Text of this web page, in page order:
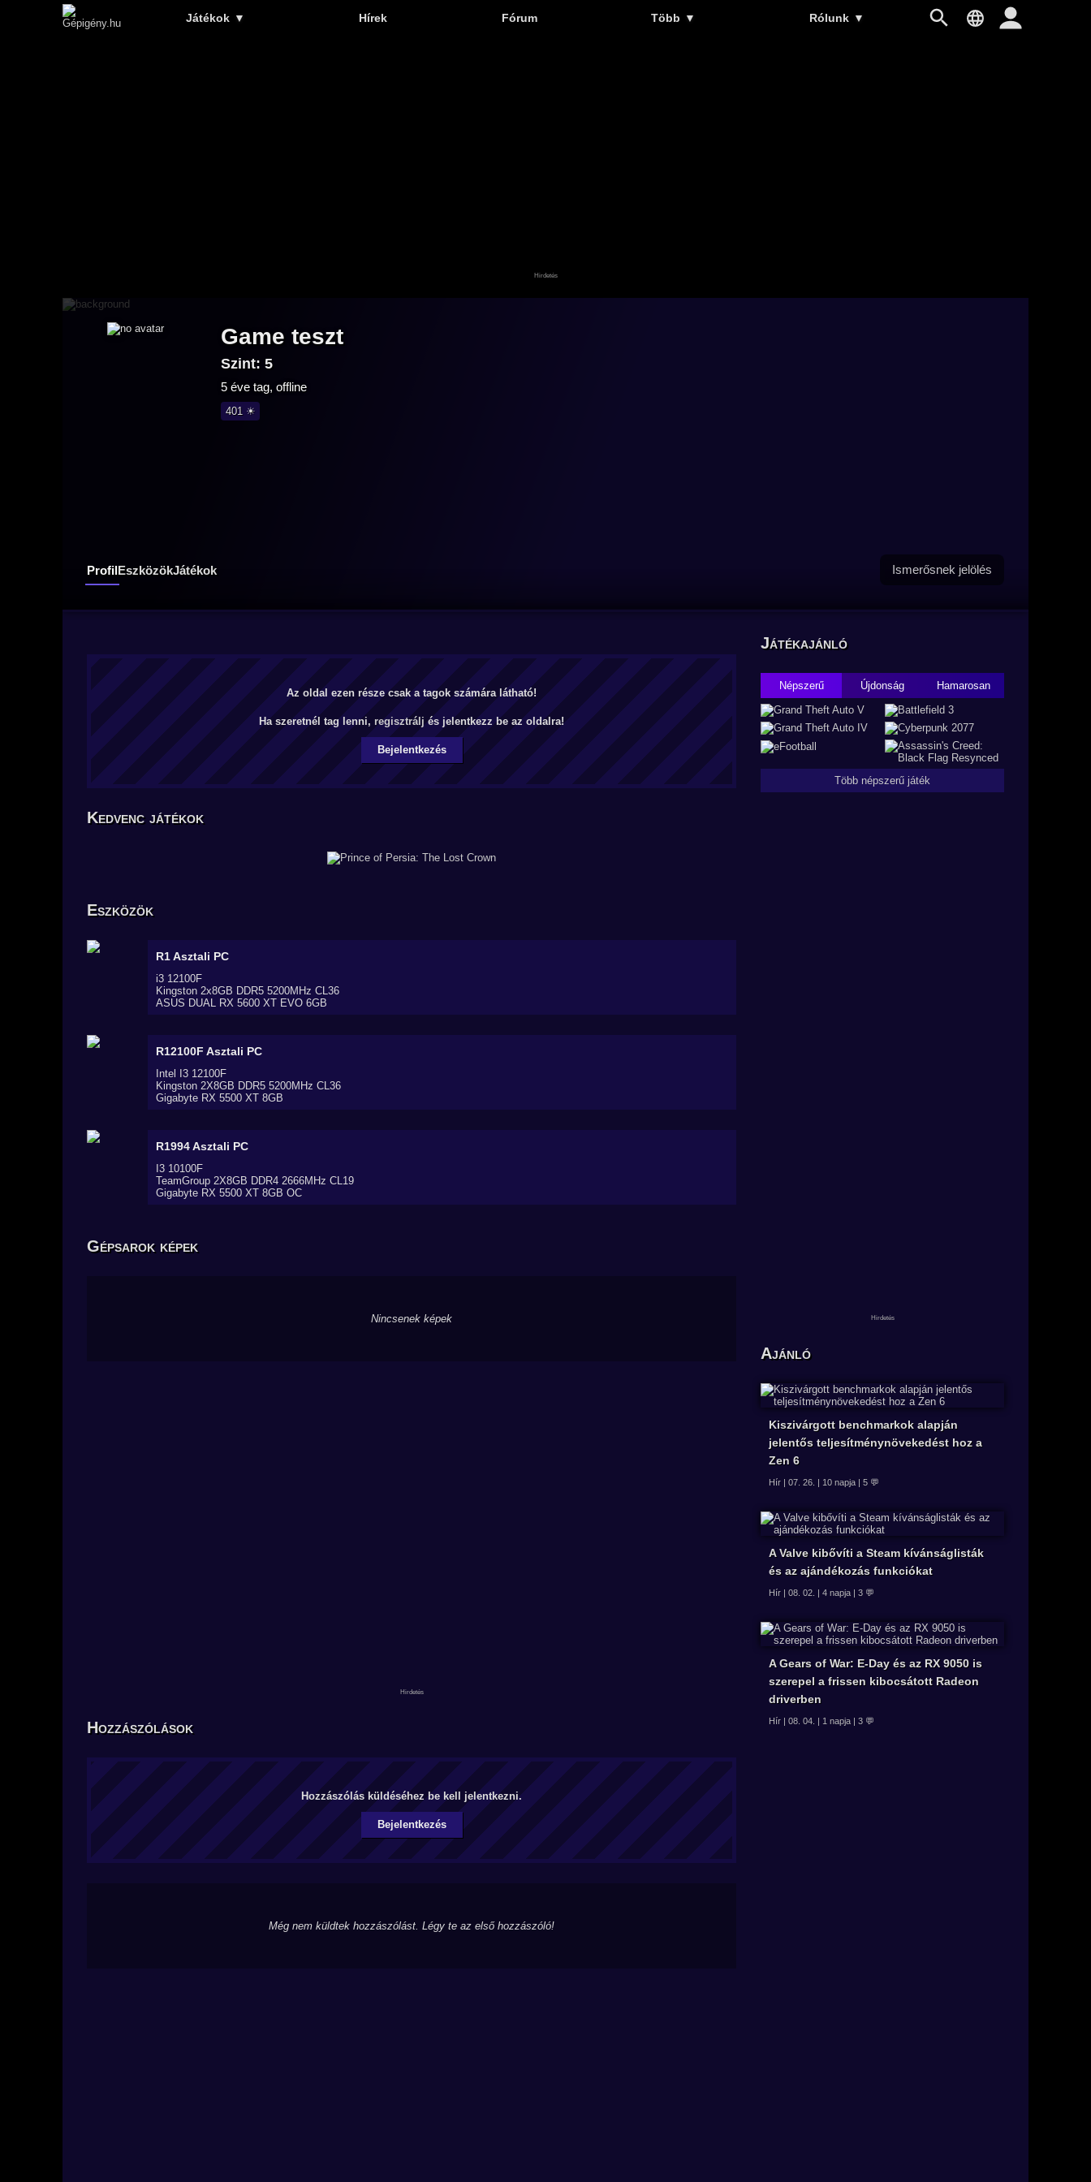
Játékok ▼ Hírek Fórum Több ▼ Rólunk ▼
Game teszt
Szint: 5
5 éve tag, offline
401 ☀
ProfilEszközökJátékok Ismerősnek jelölés
Az oldal ezen része csak a tagok számára látható!
Ha szeretnél tag lenni, regisztrálj és jelentkezz be az oldalra!
Bejelentkezés
Kedvenc játékok
Eszközök
R1Asztali PC
i3 12100F
Kingston 2x8GB DDR5 5200MHz CL36
ASUS DUAL RX 5600 XT EVO 6GB
R12100F Asztali PC
Intel I3 12100F
Kingston 2X8GB DDR5 5200MHz CL36
Gigabyte RX 5500 XT 8GB
R1994Asztali PC
I3 10100F
TeamGroup 2X8GB DDR4 2666MHz CL19
Gigabyte RX 5500 XT 8GB OC
Gépsarok képek
Nincsenek képek
Hozzászólások
Hozzászólás küldéséhez be kell jelentkezni.
Bejelentkezés
Még nem küldtek hozzászólást. Légy te az első hozzászóló!
Játékajánló
Népszerű Újdonság Hamarosan
Több népszerű játék
Ajánló
Kiszivárgott benchmarkok alapján
jelentős teljesítménynövekedést hoz a
Zen 6
Hír | 07. 26. | 10 napja | 5 💬
A Valve kibővíti a Steam kívánságlisták
és az ajándékozás funkciókat
Hír | 08. 02. | 4 napja | 3 💬
A Gears of War: E-Day és az RX 9050 is
szerepel a frissen kibocsátott Radeon
driverben
Hír | 08. 04. | 1 napja | 3 💬